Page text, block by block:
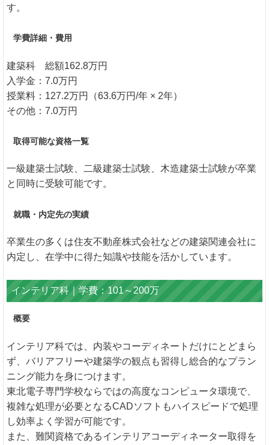
す。
学費詳細・費用
建築科 総額162.8万円
入学金：7.0万円
授業料：127.2万円（63.6万円/年 × 2年）
その他：7.0万円
取得可能な資格一覧
一級建築士試験、二級建築士試験、木造建築士試験が卒業
と同時に受験可能です。
就職・内定先の実績
卒業生の多くは住友不動産株式会社などの建築関連会社に
内定し、在学中に得た知識や技能を活かしています。
インテリア科｜学費：101～200万
概要
インテリア科では、内装やコーディネートだけにとどまら
ず、バリアフリーや建築学の観点も習得し総合的なプラン
ニング能力を身につけます。
東北電子専門学校ならではの高度なコンピュータ環境で、
複雑な処理が必要となるCADソフトもハイスピードで処理
し効率よく学習が可能です。
また、難関資格であるインテリアコーディネーター取得を